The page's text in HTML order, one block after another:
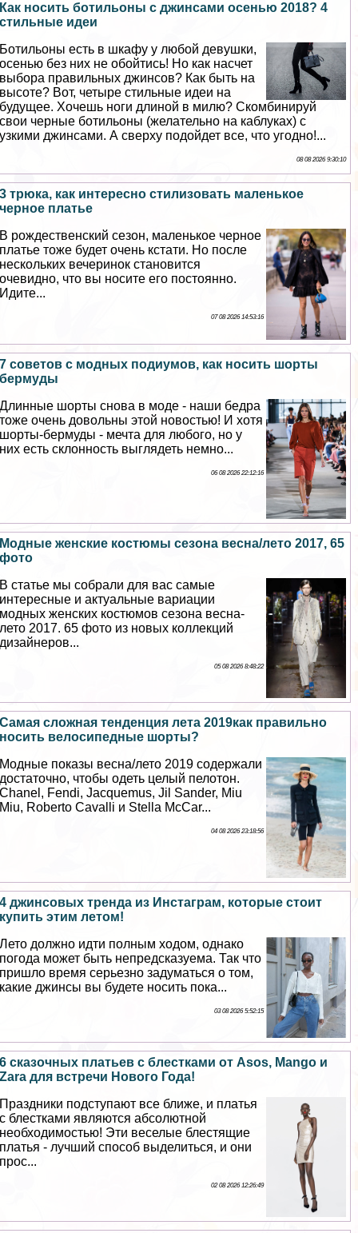
Как носить ботильоны с джинсами осенью 2018? 4
стильные идеи
Ботильоны есть в шкафу у любой дeвyшки,
осенью без них не обойтись! Но как насчет
выбора правильных джинсов? Как быть на
высоте? Вот, четыре стильные идеи на
будущее. Хочешь ноги длиной в милю? Скомбинируй
свои черные ботильоны (желательно на каблуках) с
узкими джинсами. А сверху подойдет все, что угодно!...
08 08 2026 9:30:10
3 трюка, как интересно стилизовать маленькое
черное платье
В рождественский сезон, маленькое черное
платье тоже будет очень кстати. Но после
нескольких вечеринок становится
очевидно, что вы носите его постоянно.
Идите...
07 08 2026 14:53:16
7 советов с модных подиумов, как носить шорты
бермуды
Длинные шорты снова в моде - наши бедра
тоже очень довольны этой новостью! И хотя
шорты-бермуды - мечта для любого, но у
них есть склонность выглядеть немно...
06 08 2026 22:12:16
Модные женские костюмы сезона весна/лето 2017, 65
фото
В статье мы собрали для вас самые
интересные и актуальные вариации
модных женских костюмов сезона весна-
лето 2017. 65 фото из новых коллекций
дизайнеров...
05 08 2026 8:48:22
Самая сложная тенденция лета 2019как правильно
носить велосипедные шорты?
Модные показы весна/лето 2019 содержали
достаточно, чтобы одеть целый пелотон.
Chanel, Fendi, Jacquemus, Jil Sander, Miu
Miu, Roberto Cavalli и Stella McCar...
04 08 2026 23:18:56
4 джинсовых тренда из Инстаграм, которые стоит
купить этим летом!
Лето должно идти полным ходом, однако
погода может быть непредсказуема. Так что
пришло время серьезно задуматься о том,
какие джинсы вы будете носить пока...
03 08 2026 5:52:15
6 сказочных платьев с блестками от Asos, Mango и
Zara для встречи Нового Года!
Праздники подступают все ближе, и платья
с блестками являются абсолютной
необходимостью! Эти веселые блестящие
платья - лучший способ выделиться, и они
прос...
02 08 2026 12:26:49